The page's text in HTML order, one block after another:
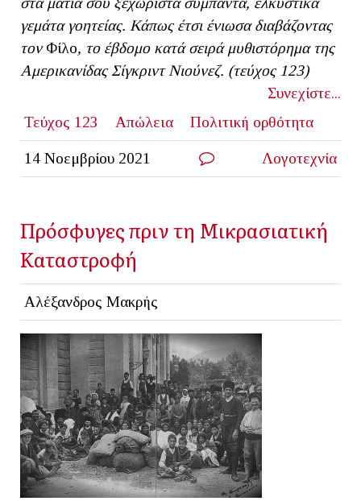
γεμάτα γοητείας. Κάπως έτσι ένιωσα διαβάζοντας
τονΦίλο, το έβδομο κατά σειρά μυθιστόρημα της
Αμερικανίδας Σίγκριντ Νιούνεζ. (τεύχος 123)
Συνεχίστε...
Τεύχος 123
Απώλεια Πολιτική ορθότητα
14 Νοεμβρίου 2021 Λογοτεχνία
Πρόσφυγες πριν τη Μικρασιατική
Καταστροφή
Αλέξανδρος Μακρής